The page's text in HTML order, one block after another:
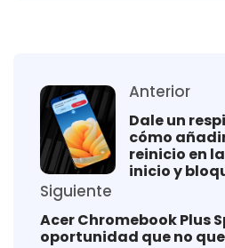
Anterior
Dale un
cómo
reinicio en
inicio y
Siguiente
Acer Chromebook Plus
oportunidad que no